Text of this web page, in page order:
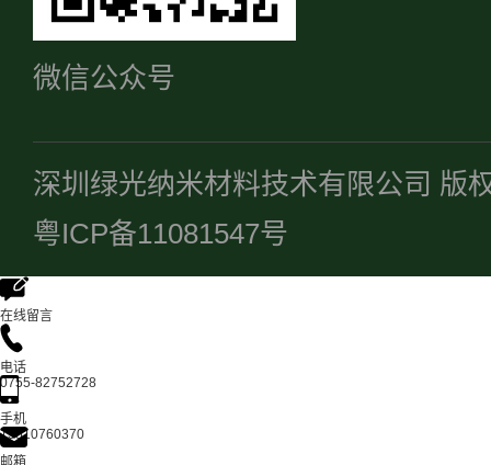
微信公众号
深圳绿光纳米材料技术有限公司 版
粤ICP备11081547号
在线留言
电话
0755-82752728
手机
13510760370
邮箱